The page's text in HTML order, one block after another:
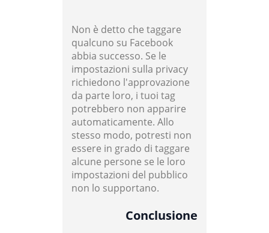
Non è detto che taggare
qualcuno su Facebook
abbia successo. Se le
impostazioni sulla privacy
richiedono l'approvazione
da parte loro, i tuoi tag
potrebbero non apparire
automaticamente. Allo
stesso modo, potresti non
essere in grado di taggare
alcune persone se le loro
impostazioni del pubblico
non lo supportano.
Conclusione